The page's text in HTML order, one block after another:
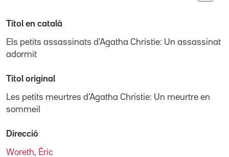
Títol en català
Els petits assassinats d'Agatha Christie: Un assassinat
adormit
Títol original
Les petits meurtres d'Agatha Christie: Un meurtre en
sommeil
Direcció
Woreth, Éric